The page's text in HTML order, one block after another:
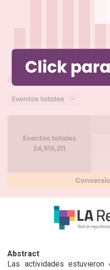
Abstract
Las actividades